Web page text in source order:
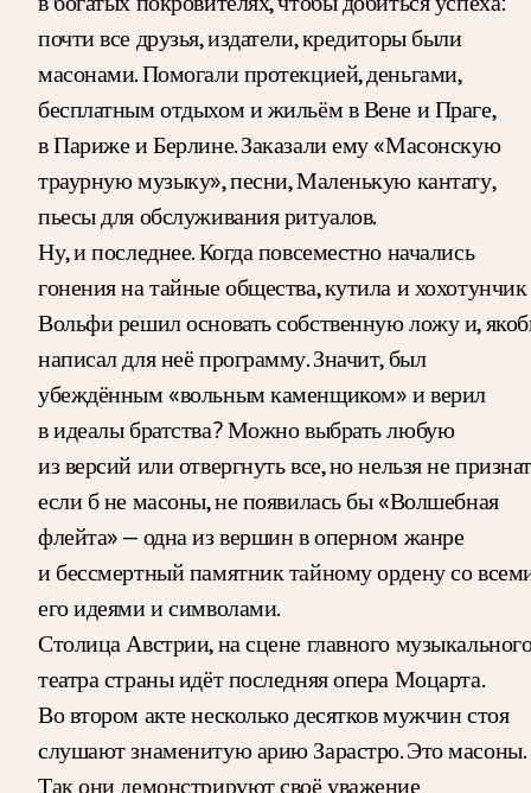
почти все друзья, издатели, кредиторы были
масонами. Помогали протекцией, деньгами,
бесплатным отдыхом и жильём в Вене и Праге,
в Париже и Берлине. Заказали ему «Масонскую
траурную музыку», песни, Маленькую кантату,
пьесы для обслуживания ритуалов.
Ну, и последнее. Когда повсеместно начались
гонения на тайные общества, кутила и хохотунчик
Вольфи решил основать собственную ложу и,
написал для неё программу. Значит, был
убеждённым «вольным каменщиком» и верил
в идеалы братства? Можно выбрать любую
из версий или отвергнуть все, но нельзя не
если б не масоны, не появилась бы «Волшебная
флейта» — одна из вершин в оперном жанре
и бессмертный памятник тайному ордену со
его идеями и символами.
Столица Австрии, на сцене главного
театра страны идёт последняя опера Моцарта.
Во втором акте несколько десятков мужчин стоя
слушают знаменитую арию Зарастро. Это масоны.
Так они демонстрируют своё уважение